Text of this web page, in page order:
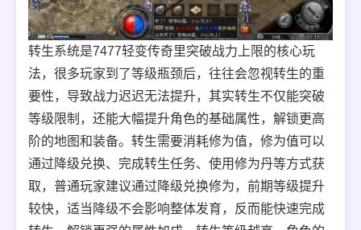
转生系统是7477轻变传奇里突破战力上限的核心玩
法，很多玩家到了等级瓶颈后，往往会忽视转生的重
要性，导致战力迟迟无法提升，其实转生不仅能突破
等级限制，还能大幅提升角色的基础属性，解锁更高
阶的地图和装备。转生需要消耗修为值，修为值可以
通过降级兑换、完成转生任务、使用修为丹等方式获
取，普通玩家建议通过降级兑换修为，前期等级提升
较快，适当降级不会影响整体发育，反而能快速完成